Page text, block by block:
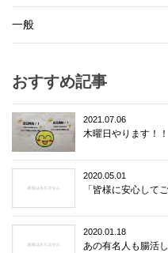
一般
おすすめ記事
2021.07.06
木曜日やります！！
2020.05.01
「皆様に安心して
2020.01.18
あの有名人も腸活